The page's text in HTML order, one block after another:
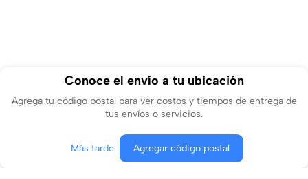
Conoce el envío a tu ubicación
Agrega tu código postal para ver costos y tiempos de entrega de
tus envíos o servicios.
Más tarde Agregar código postal
Agregar al carrito Comprar ahora